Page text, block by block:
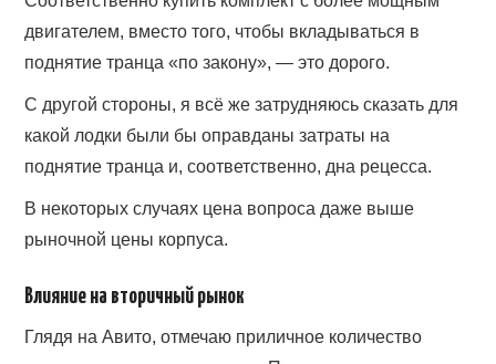
двигателем, вместо того, чтобы вкладываться в
поднятие транца «по закону», — это дорого.
С другой стороны, я всё же затрудняюсь сказать для
какой лодки были бы оправданы затраты на
поднятие транца и, соответственно, дна рецесса.
В некоторых случаях цена вопроса даже выше
рыночной цены корпуса.
Влияние на вторичный рынок
Глядя на Авито, отмечаю приличное количество